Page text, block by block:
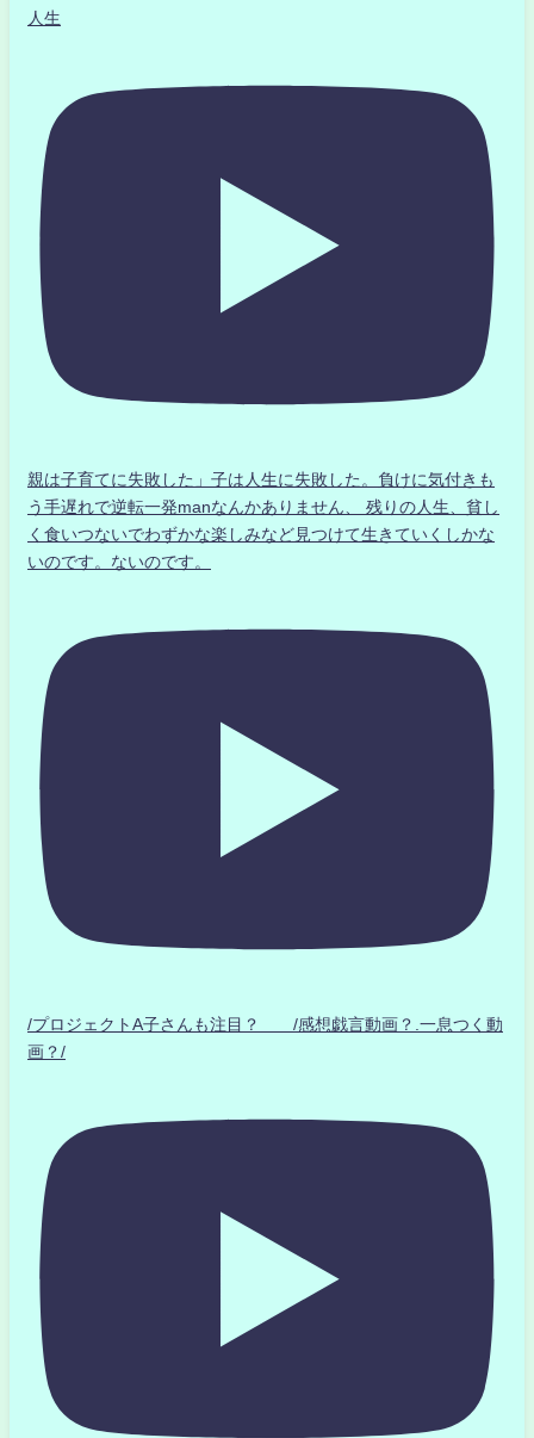
人生
親は子育てに失敗した」子は人生に失敗した。負けに気付きも
う手遅れで逆転一発manなんかありません、 残りの人生、貧し
く食いつないでわずかな楽しみなど見つけて生きていくしかな
いのです。ないのです。
/プロジェクトA子さんも注目？ /感想戯言動画？.一息つく動
画？/